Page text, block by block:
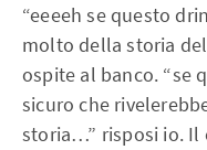
“eeeeh se questo
molto della storia
ospite al banco. “se
sicuro che
storia…” risposi io.